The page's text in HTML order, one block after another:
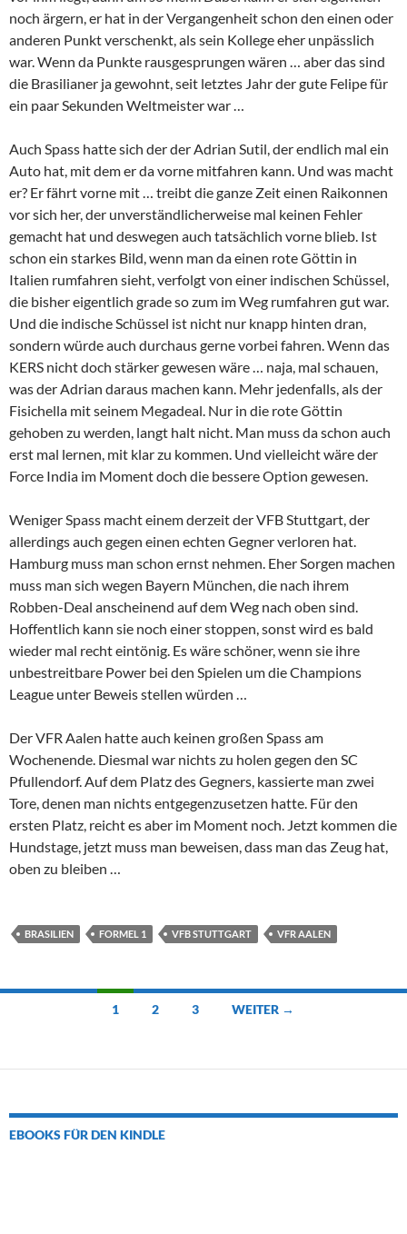
noch ärgern, er hat in der Vergangenheit schon den einen oder
anderen Punkt verschenkt, als sein Kollege eher unpässlich
war. Wenn da Punkte rausgesprungen wären … aber das sind
die Brasilianer ja gewohnt, seit letztes Jahr der gute Felipe für
ein paar Sekunden Weltmeister war …
Auch Spass hatte sich der der Adrian Sutil, der endlich mal ein
Auto hat, mit dem er da vorne mitfahren kann. Und was macht
er? Er fährt vorne mit … treibt die ganze Zeit einen Raikonnen
vor sich her, der unverständlicherweise mal keinen Fehler
gemacht hat und deswegen auch tatsächlich vorne blieb. Ist
schon ein starkes Bild, wenn man da einen rote Göttin in
Italien rumfahren sieht, verfolgt von einer indischen Schüssel,
die bisher eigentlich grade so zum im Weg rumfahren gut war.
Und die indische Schüssel ist nicht nur knapp hinten dran,
sondern würde auch durchaus gerne vorbei fahren. Wenn das
KERS nicht doch stärker gewesen wäre … naja, mal schauen,
was der Adrian daraus machen kann. Mehr jedenfalls, als der
Fisichella mit seinem Megadeal. Nur in die rote Göttin
gehoben zu werden, langt halt nicht. Man muss da schon auch
erst mal lernen, mit klar zu kommen. Und vielleicht wäre der
Force India im Moment doch die bessere Option gewesen.
Weniger Spass macht einem derzeit der VFB Stuttgart, der
allerdings auch gegen einen echten Gegner verloren hat.
Hamburg muss man schon ernst nehmen. Eher Sorgen machen
muss man sich wegen Bayern München, die nach ihrem
Robben-Deal anscheinend auf dem Weg nach oben sind.
Hoffentlich kann sie noch einer stoppen, sonst wird es bald
wieder mal recht eintönig. Es wäre schöner, wenn sie ihre
unbestreitbare Power bei den Spielen um die Champions
League unter Beweis stellen würden …
Der VFR Aalen hatte auch keinen großen Spass am
Wochenende. Diesmal war nichts zu holen gegen den SC
Pfullendorf. Auf dem Platz des Gegners, kassierte man zwei
Tore, denen man nichts entgegenzusetzen hatte. Für den
ersten Platz, reicht es aber im Moment noch. Jetzt kommen die
Hundstage, jetzt muss man beweisen, dass man das Zeug hat,
oben zu bleiben …
BRASILIEN FORMEL 1 VFB STUTTGART VFR AALEN
Beitragsnavigation
1 2 3 WEITER →
EBOOKS FÜR DEN KINDLE